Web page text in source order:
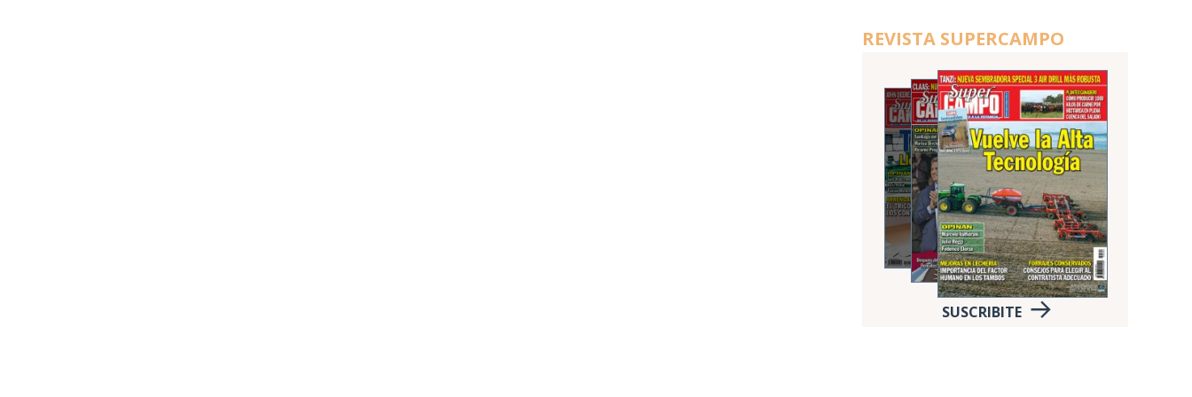
REVISTA SUPERCAMPO
SUSCRIBITE